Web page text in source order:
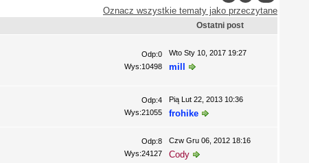
Oznacz wszystkie tematy jako przeczytane
Ostatni post
Odp:0
Wys:10498
Wto Sty 10, 2017 19:27
mill
Odp:4
Wys:21055
Pią Lut 22, 2013 10:36
frohike
Odp:8
Wys:24127
Czw Gru 06, 2012 18:16
Cody